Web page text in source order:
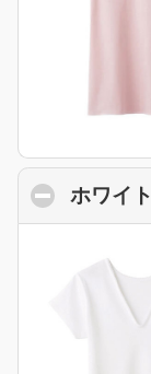
ホワイ